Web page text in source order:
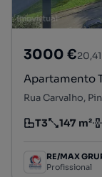
3000 €
Apartamento
Tipologia
T3
Preço por147 m²
Andar
RE/MAX
Profissional